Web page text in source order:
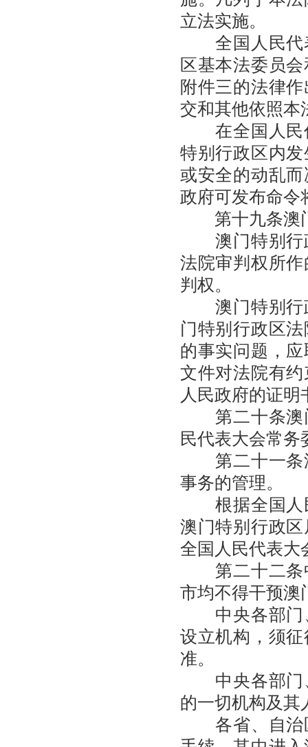
立法实施。
全国人民代表
区基本法委员
附件三的法律
交和其他依照本
在全国人民代
特别行政区内
或安全的动乱
政府可发布命令
第十九条澳门
澳门特别行政
法院审判权所
判权。
澳门特别行政
门特别行政区
的事实问题，
文件对法院有
人民政府的证明
第二十条澳门
民代表大会常
第二十一条澳
事务的管理。
根据全国人民
澳门特别行政
全国人民代表大
第二十二条中
市均不得干预澳
中央各部门、
设立机构，须
准。
中央各部门、
的一切机构及其
各省、自治区